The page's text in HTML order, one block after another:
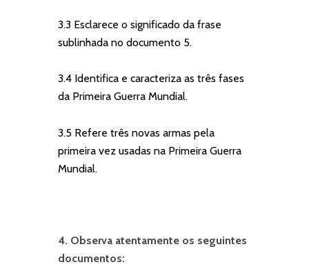
3.3 Esclarece o significado da frase
sublinhada no documento 5.
3.4 Identifica e caracteriza as três fases
da Primeira Guerra Mundial.
3.5 Refere três novas armas pela
primeira vez usadas na Primeira Guerra
Mundial.
4. Observa atentamente os seguintes
documentos: